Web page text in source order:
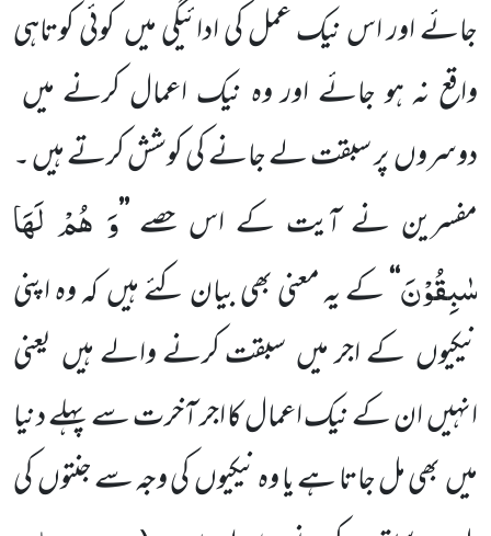
جائے اور اس نیک عمل کی ادائیگی میں کوئی کوتاہی
واقع نہ ہو جائے اور وہ نیک اعمال کرنے میں
دوسروں پر سبقت لے جانے کی کوشش کرتے ہیں ۔
مفسرین نے آیت کے اس حصے ’’وَ هُمْ لَهَا
سٰبِقُوْنَ‘‘کے یہ معنی بھی بیان کئے ہیں کہ وہ اپنی
نیکیوں کے اجر میں سبقت کرنے والے ہیں یعنی
انہیں ان کے نیک اعمال کا اجر آخرت سے پہلے دنیا
میں بھی مل جاتا ہے یا وہ نیکیوں کی وجہ سے جنتوں کی